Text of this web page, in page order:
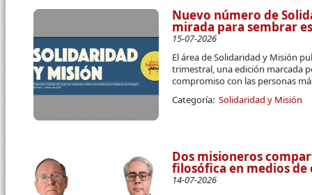
Nuevo número de
mirada para sembrar
15-07-2026
El área de Solidaridad y Misión
trimestral, una edición marcada
compromiso con las personas
Categoría: Solidaridad y Misión
Dos misioneros
filosófica en medios
14-07-2026